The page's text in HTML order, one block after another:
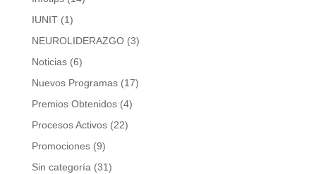
IUNIT(1)
NEUROLIDERAZGO(3)
Noticias(6)
Nuevos Programas(17)
Premios Obtenidos(4)
Procesos Activos(22)
Promociones(9)
Sin categoría (31)